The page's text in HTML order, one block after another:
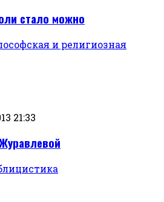
стало можно
и религиозная
21:33